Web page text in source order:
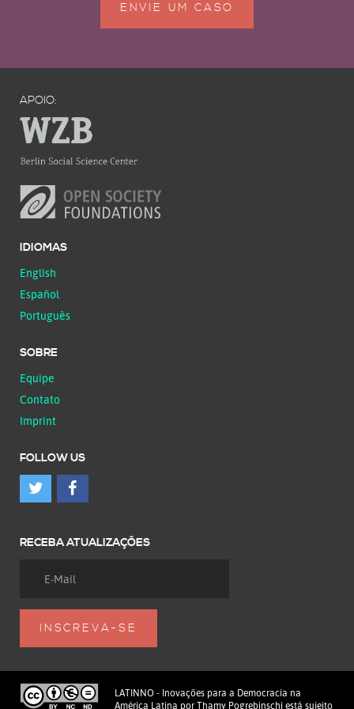
ENVIE UM CASO
APOIO:
IDIOMAS
English
Español
Português
SOBRE
Equipe
Contato
Imprint
FOLLOW US
RECEBA ATUALIZAÇÕES
LATINNO - Inovações para a Democracia na
América Latina por Thamy Pogrebinschi está sujeito